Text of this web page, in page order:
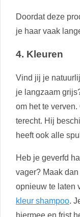
Doordat deze
je haar vaak
4. Kleuren
Vind jij je
je langzaam
om het te
terecht. Hij
heeft ook alle
Heb je geverfd
vager? Maak
opnieuw te laten
kleur shampoo.
hiermee en frist